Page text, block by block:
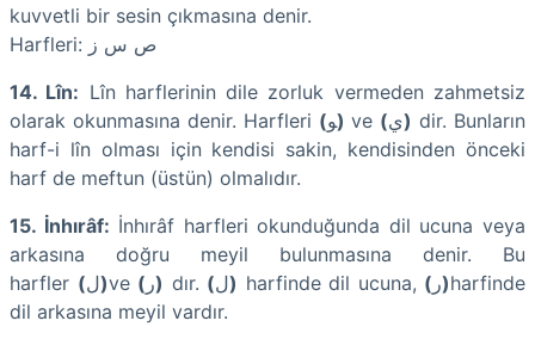
kuvvetli bir sesin çıkmasına denir.
Harfleri: ﺹ ﺱ ﺯ
14. Lîn: Lîn harflerinin dile zorluk vermeden zahmetsiz
olarak okunmasına denir. Harfleri (ﻮ) ve (ﻱ) dir. Bunların
harf-i lîn olması için kendisi sakin, kendisinden önceki
harf de meftun (üstün) olmalıdır.
15. İnhırâf: İnhırâf harfleri okunduğunda dil ucuna veya
arkasına doğru meyil bulunmasına denir. Bu
harfler (ﻝ)ve ( ﺭ) dır. (ﻝ) harfinde dil ucuna, ( ﺭ)harfinde
dil arkasına meyil vardır.